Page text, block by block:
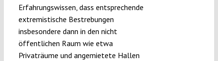
Erfahrungswissen, dass entsprechende
extremistische Bestrebungen
insbesondere dann in den nicht
öffentlichen Raum wie etwa
Privaträume und angemietete Hallen